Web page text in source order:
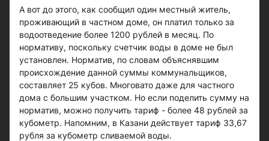
А вот до этого, как сообщил один местный житель,
проживающий в частном доме, он платил только за
водоотведение более 1200 рублей в месяц. По
нормативу, поскольку счетчик воды в доме не был
установлен. Норматив, по словам объяснявшим
происхождение данной суммы коммунальщиков,
составляет 25 кубов. Многовато даже для частного
дома с большим участком. Но если поделить сумму на
норматив, можно получить тариф - более 48 рублей за
кубометр. Напомним, в Казани действует тариф 33,67
рубля за кубометр сливаемой воды.